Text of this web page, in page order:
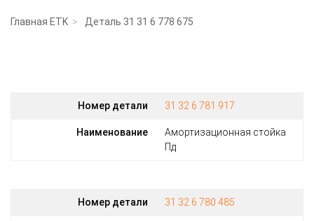
Главная ETK Деталь 31 31 6 778 675
Номер детали 31 32 6 781 917
Наименование
Амортизационная стойка
Пд
Номер детали 31 32 6 780 485